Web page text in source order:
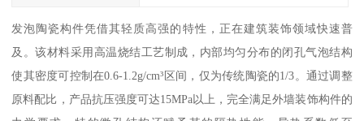
发泡陶瓷构件凭借其轻质高强的特性，正在建筑装饰领域快速普
及。该材料采用高温烧结工艺制成，内部均匀分布的闭孔气泡结构
使其密度可控制在0.6-1.2g/cm³区间，仅为传统陶瓷的1/3。通过调整
原料配比，产品抗压强度可达15MPa以上，完全满足外墙装饰构件的